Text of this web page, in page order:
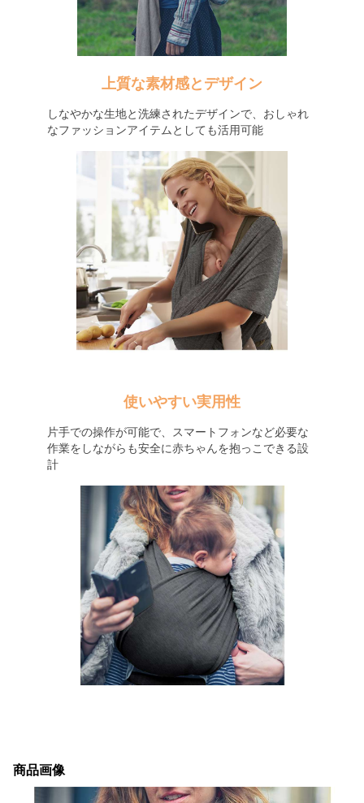
上質な素材感とデザイン
しなやかな生地と洗練されたデザインで、おしゃれ
なファッションアイテムとしても活用可能
使いやすい実用性
片手での操作が可能で、スマートフォンなど必要な
作業をしながらも安全に赤ちゃんを抱っこできる設
計
商品画像